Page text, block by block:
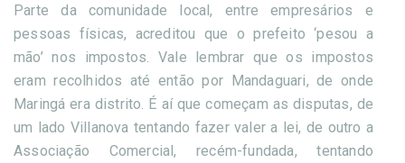
Parte da comunidade local, entre empresários e
pessoas físicas, acreditou que o prefeito ‘pesou a
mão’ nos impostos. Vale lembrar que os impostos
eram recolhidos até então por Mandaguari, de onde
Maringá era distrito. É aí que começam as disputas, de
um lado Villanova tentando fazer valer a lei, de outro a
Associação Comercial, recém-fundada, tentando